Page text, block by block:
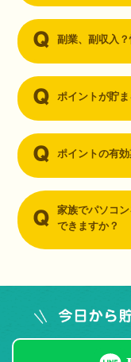
副業、副収入
ポイントが貯
ポイントの有
家族でパソコ
できますか？